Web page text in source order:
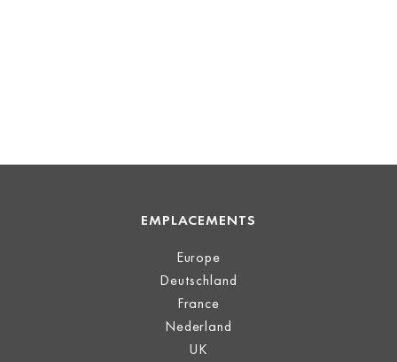
EMPLACEMENTS
Europe
Deutschland
France
Nederland
UK